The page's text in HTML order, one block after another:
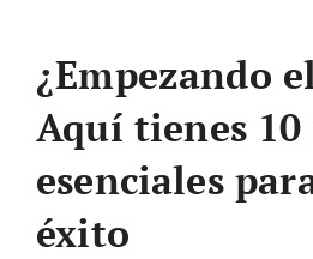
¿Empezando
Aquí tienes 10
esenciales
éxito